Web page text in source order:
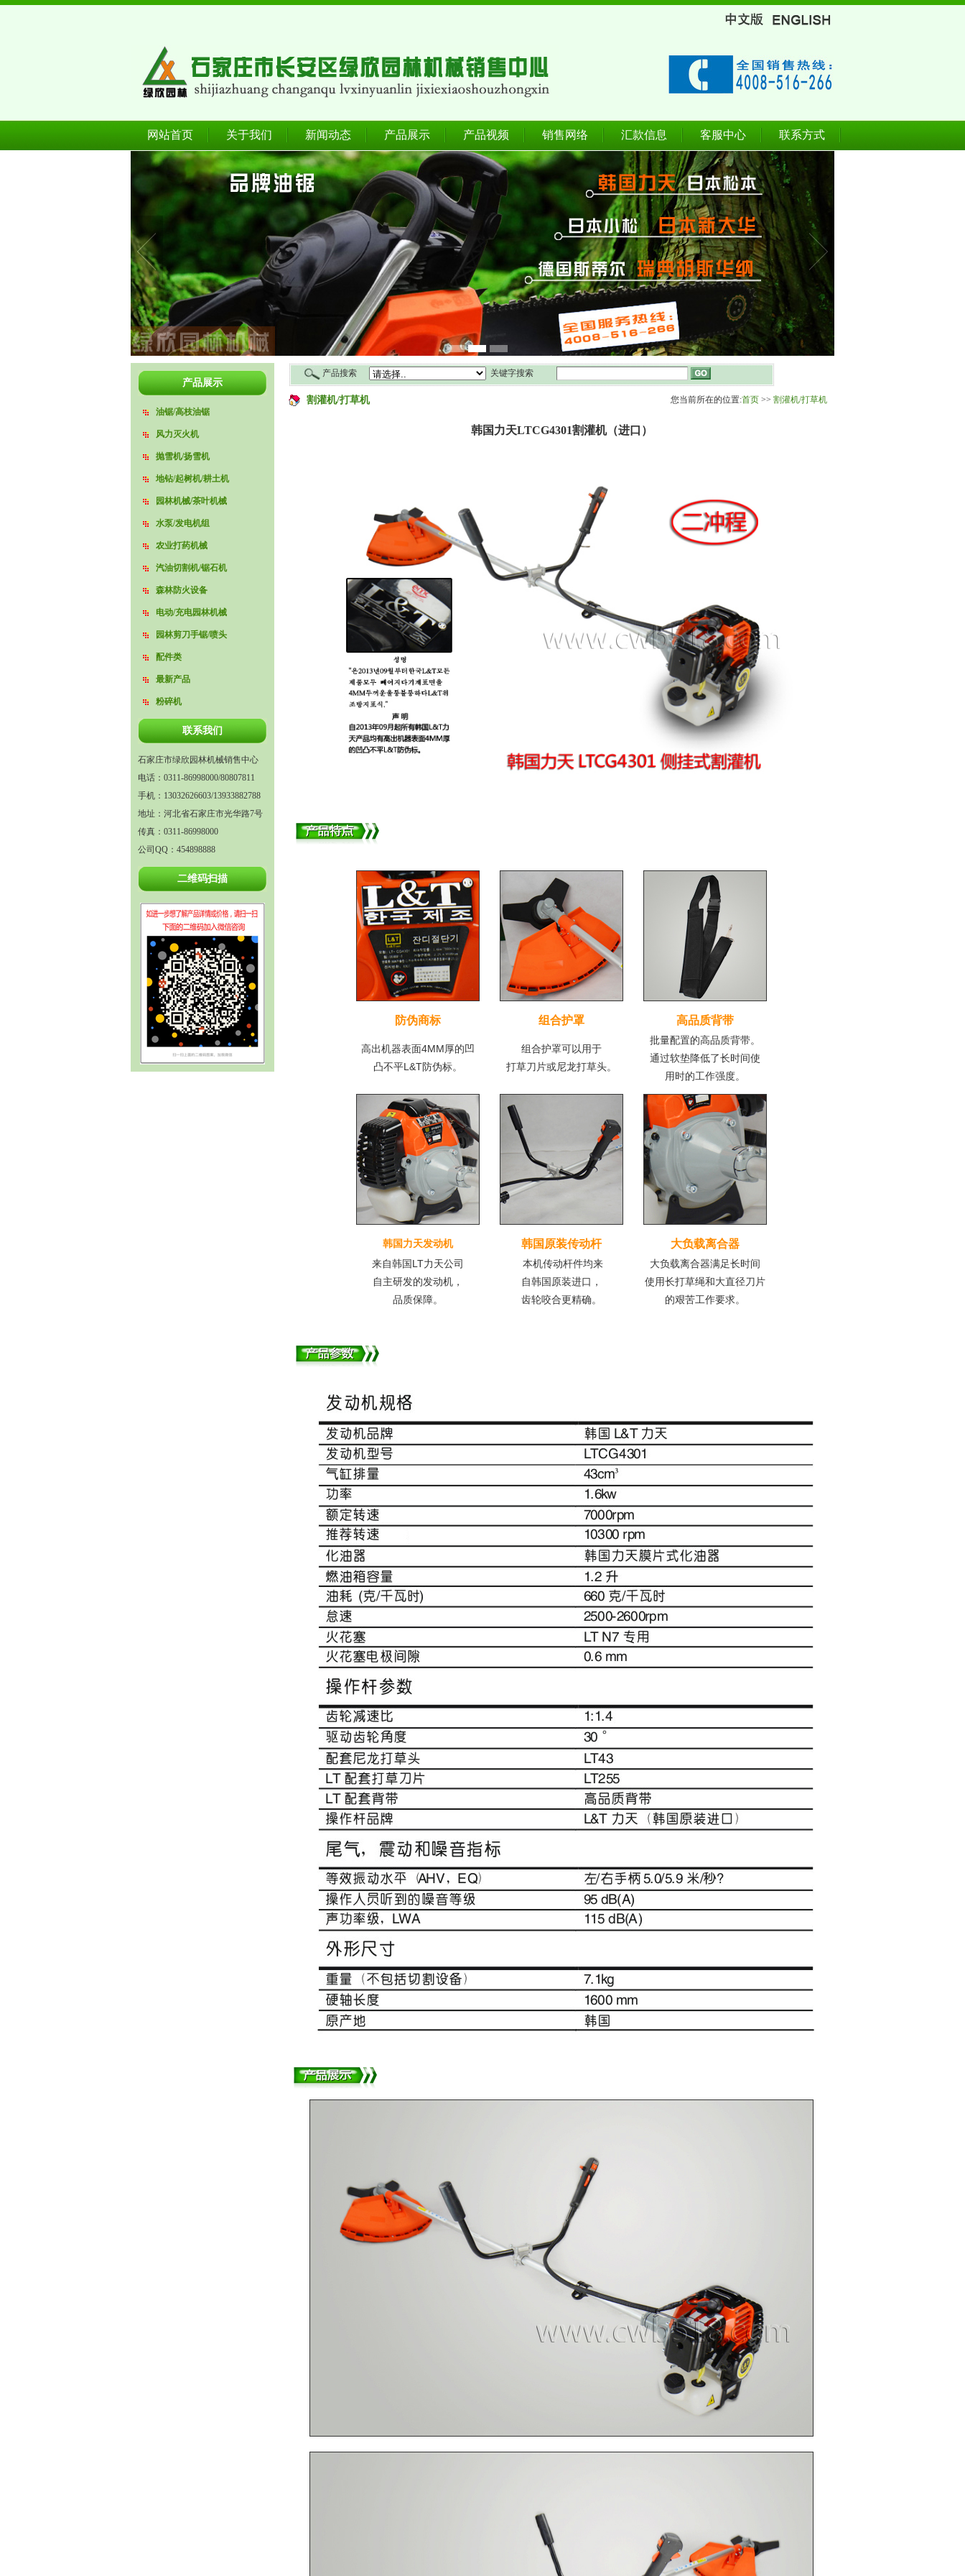
网站首页 关于我们 新闻动态 产品展示 产品视频 销售网络 汇款信息 客服中心 联系方式
产品展示
油锯/高枝油锯
风力灭火机
抛雪机/扬雪机
地钻/起树机/耕土机
园林机械/茶叶机械
水泵/发电机组
农业打药机械
汽油切割机/锯石机
森林防火设备
电动/充电园林机械
园林剪刀手锯/喷头
配件类
最新产品
粉碎机
联系我们
石家庄市绿欣园林机械销售中心
电话：0311-86998000/80807811
手机：13032626603/13933882788
地址：河北省石家庄市光华路7号
传真：0311-86998000
公司QQ：454898888
二维码扫描
产品搜索 关键字搜索
割灌机/打草机 您当前所在的位置:首页 >> 割灌机/打草机
韩国力天LTCG4301割灌机（进口）
防伪商标 组合护罩 高品质背带
高出机器表面4MM厚的凹
凸不平L&T防伪标。
组合护罩可以用于
打草刀片或尼龙打草头。
批量配置的高品质背带。
通过软垫降低了长时间使
用时的工作强度。
韩国力天发动机 韩国原装传动杆 大负载离合器
来自韩国LT力天公司
自主研发的发动机，
品质保障。
本机传动杆件均来
自韩国原装进口，
齿轮咬合更精确。
大负载离合器满足长时间
使用长打草绳和大直径刀片
的艰苦工作要求。